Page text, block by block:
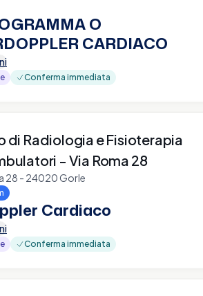
O
CARDIACO
Conferma immediata
di Radiologia e Fisioterapia
- Via Roma 28
28 - 24020 Gorle
Cardiaco
Conferma immediata